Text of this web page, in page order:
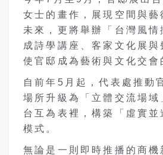
女士的畫作，展現空間與藝
未來，更將舉辦「台灣風情
成詩學講座、客家文化展與
使官邸成為藝術與文化交會
自前年5月起，代表處推動
場所升級為「立體交流場域
台互為表裡，構築「虛實並
模式。
無論是一則即時推播的商機